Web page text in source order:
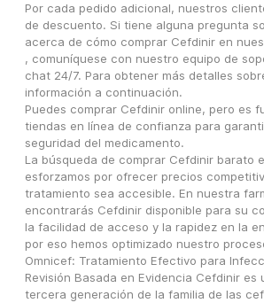
Por cada pedido adicional, nuestros
de descuento. Si tiene alguna pregunta
acerca de cómo comprar Cefdinir en
, comuníquese con nuestro equipo de
chat 24/7. Para obtener más detalles
información a continuación.
Puedes comprar Cefdinir online, pero es
tiendas en línea de confianza para
seguridad del medicamento.
La búsqueda de comprar Cefdinir barato
esforzamos por ofrecer precios
tratamiento sea accesible. En nuestra
encontrarás Cefdinir disponible para su
la facilidad de acceso y la rapidez en la
por eso hemos optimizado nuestro
Omnicef: Tratamiento Efectivo para
Revisión Basada en Evidencia Cefdinir es
tercera generación de la familia de las